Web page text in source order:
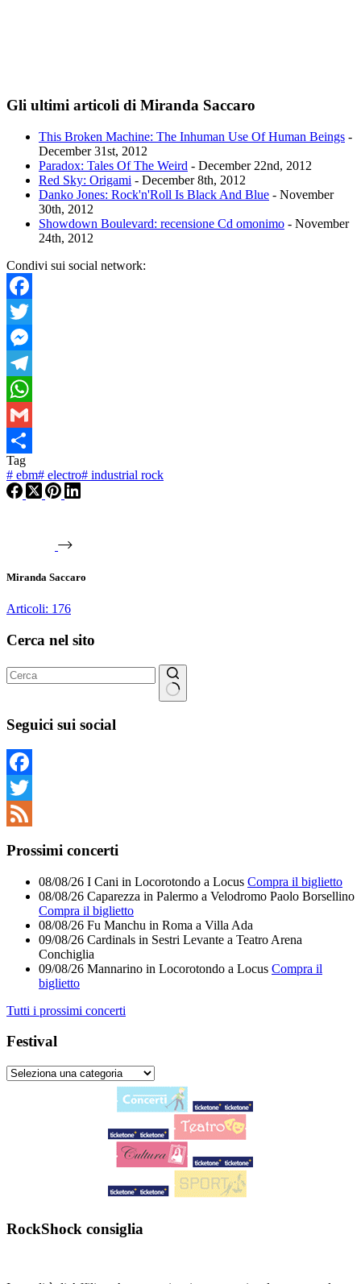
Gli ultimi articoli di Miranda Saccaro
This Broken Machine: The Inhuman Use Of Human Beings -
December 31st, 2012
Paradox: Tales Of The Weird - December 22nd, 2012
Red Sky: Origami - December 8th, 2012
Danko Jones: Rock'n'Roll Is Black And Blue - November
30th, 2012
Showdown Boulevard: recensione Cd omonimo - November
24th, 2012
Condivi sui social network:
Facebook
Twitter
Messenger
Telegram
WhatsApp
Gmail
Condividi
Tag
# ebm# electro# industrial rock
Miranda Saccaro
Articoli: 176
Cerca nel sito
risultato
Seguici sui social
Facebook
Twitter
Prossimi concerti
08/08/26 I Cani in Locorotondo a Locus Compra il biglietto
08/08/26 Caparezza in Palermo a Velodromo Paolo Borsellino
Compra il biglietto
08/08/26 Fu Manchu in Roma a Villa Ada
09/08/26 Cardinals in Sestri Levante a Teatro Arena
Conchiglia
09/08/26 Mannarino in Locorotondo a Locus Compra il
biglietto
Tutti i prossimi concerti
Festival
RockShock consiglia